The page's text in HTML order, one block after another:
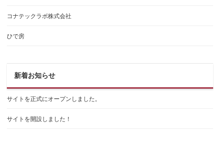
コナテックラボ株式会社
ひで房
新着お知らせ
サイトを正式にオープンしました。
サイトを開設しました！